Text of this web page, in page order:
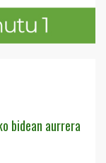
bidean aurrera